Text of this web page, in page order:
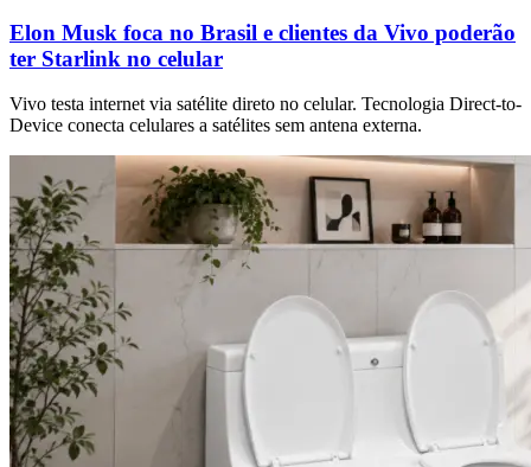
Elon Musk foca no Brasil e clientes da Vivo poderão
ter Starlink no celular
Vivo testa internet via satélite direto no celular. Tecnologia Direct-to-
Device conecta celulares a satélites sem antena externa.